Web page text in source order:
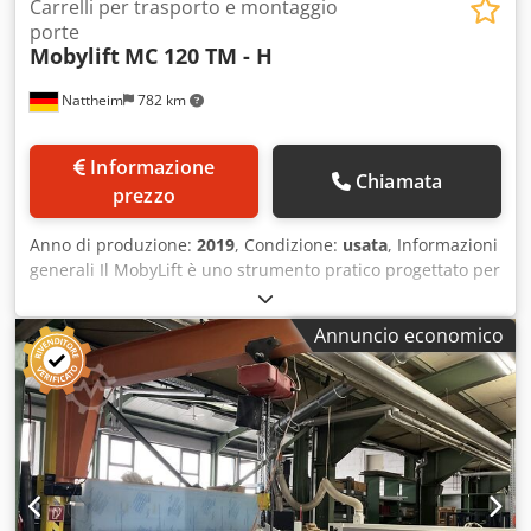
Nattheim 782 km
Carrelli per trasporto e montaggio
porte
Mobylift MC 120 TM - H
prezzo
Chiamata
Anno di produzione: 2019, Condizione: usata, Informazioni
generali Il MobyLift è uno strumento pratico progettato per
sollevare, trasportare e posizionare in modo ergonomico
prodotti come porte, piani di tavoli e altri tipi di lastre,
nonché pannelli. Dal punto di vista operativo, il MobyLift
rappresenta un investimento vantaggioso. È facile da
usare, riduce il numero di prodotti danneggiati, aumenta
la produttività e previene i dolori alla schiena, riducendo
così i tempi di inattività dovuti a infortuni. Il MobyLift è
stato sviluppato in collaborazione con aziende di
montaggio affidabili, combinando le loro conoscenze ed
esperienze con la nostra competenza, al fine di creare uno
Annuncio economico